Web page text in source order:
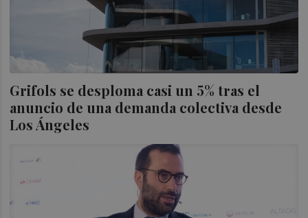
Grifols se desploma casi un 5% tras el
anuncio de una demanda colectiva desde
Los Ángeles